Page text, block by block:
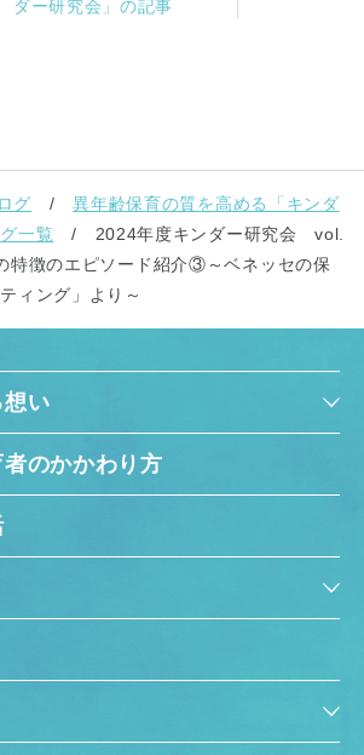
ダー研究会」の記事
グ
異年齢保育の質を高める「キンダ
一覧
2024年度キンダー研究会 vol.
徴のエピソード紹介③～ベネッセの保
ィング」より～
い
のかかわり方